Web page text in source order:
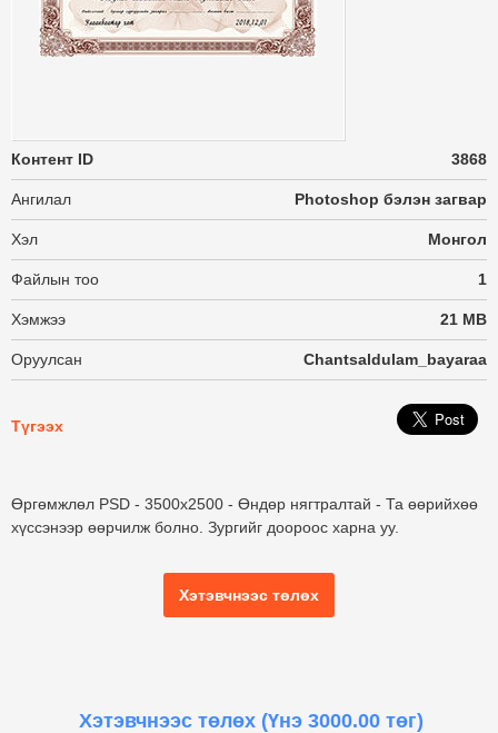
Контент ID 3868
Ангилал Photoshop бэлэн загвар
Хэл Монгол
Файлын тоо 1
Хэмжээ 21 MB
Оруулсан Chantsaldulam_bayaraa
Түгээх
Өргөмжлөл PSD - 3500х2500 - Өндөр нягтралтай - Та өөрийхөө
хүссэнээр өөрчилж болно. Зургийг доороос харна уу.
Хэтэвчнээс төлөх
Хэтэвчнээс төлөх (Үнэ 3000.00 төг)